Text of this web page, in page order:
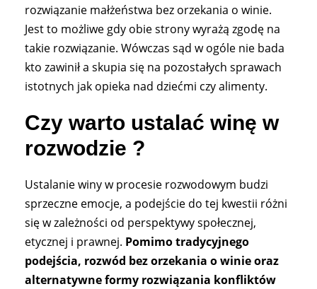
rozwiązanie małżeństwa bez orzekania o winie.
Jest to możliwe gdy obie strony wyrażą zgodę na
takie rozwiązanie. Wówczas sąd w ogóle nie bada
kto zawinił a skupia się na pozostałych sprawach
istotnych jak opieka nad dziećmi czy alimenty.
Czy warto ustalać winę w
rozwodzie ?
Ustalanie winy w procesie rozwodowym budzi
sprzeczne emocje, a podejście do tej kwestii różni
się w zależności od perspektywy społecznej,
etycznej i prawnej. Pomimo tradycyjnego
podejścia, rozwód bez orzekania o winie oraz
alternatywne formy rozwiązania konfliktów